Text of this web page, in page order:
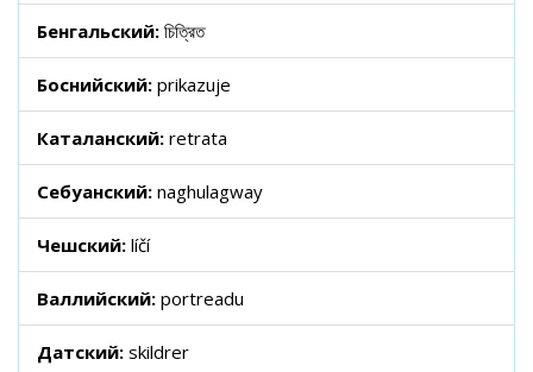
Бенгальский: চিত্রিত
Боснийский: prikazuje
Каталанский: retrata
Себуанский: naghulagway
Чешский: líčí
Валлийский: portreadu
Датский: skildrer